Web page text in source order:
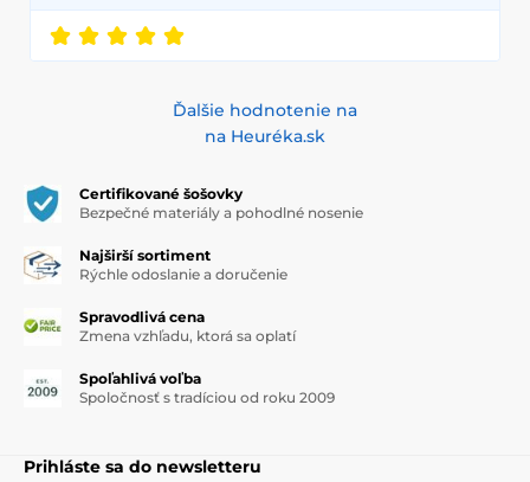
Ďalšie hodnotenie na
na Heuréka.sk
Certifikované šošovky
Bezpečné materiály a pohodlné nosenie
Najširší sortiment
Rýchle odoslanie a doručenie
Spravodlivá cena
Zmena vzhľadu, ktorá sa oplatí
Spoľahlivá voľba
Spoločnosť s tradíciou od roku 2009
Prihláste sa do newsletteru